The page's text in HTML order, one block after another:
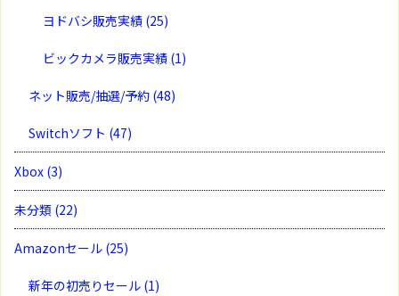
ヨドバシ販売実績 (25)
ビックカメラ販売実績 (1)
ネット販売/抽選/予約 (48)
Switchソフト (47)
Xbox (3)
未分類 (22)
Amazonセール (25)
新年の初売りセール (1)